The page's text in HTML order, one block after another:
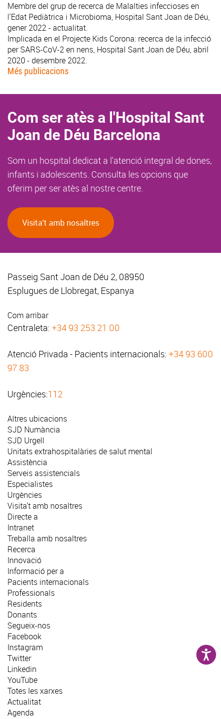
Membre del grup de recerca de Malalties infeccioses en
l'Edat Pediàtrica i Microbioma, Hospital Sant Joan de Déu,
gener 2022 - actualitat.
Implicada en el Projecte Kids Corona: recerca de la infecció
per SARS-CoV-2 en nens, Hospital Sant Joan de Déu, abril
2020 - desembre 2022.
Més publicacions
Com ser atès a l'Hospital Sant
Joan de Déu Barcelona
Som un hospital dedicat a l'atenció integral de dones,
infants i adolescents. Consulta les opcions que
oferim per ser atès al nostre centre.
Visita't amb nosaltres
Passeig Sant Joan de Déu 2, 08950
Esplugues de Llobregat, Espanya
Com arribar
Centraleta: +34 93 253 21 00
Atenció Privada - Pacients internacionals: +34 93 600
97 83
Urgències:112
Altres ubicacions
SJD Numància
SJD Urgell
Unitats extrahospitalàries de salut mental
Assistència
Serveis assistencials
Especialistes
Urgències
Visita't amb nosaltres
Directe a
Intranet
Treballa amb nosaltres
Recerca
Innovació
Informació per a
Pacients internacionals
Professionals
Residents
Donants
Segueix-nos
Facebook
Instagram
Twitter
Linkedin
YouTube
Totes les xarxes
Actualitat
Agenda